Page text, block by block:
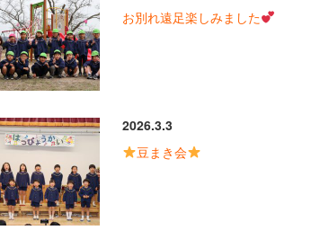
お別れ遠足楽しみました
2026.3.3
豆まき会